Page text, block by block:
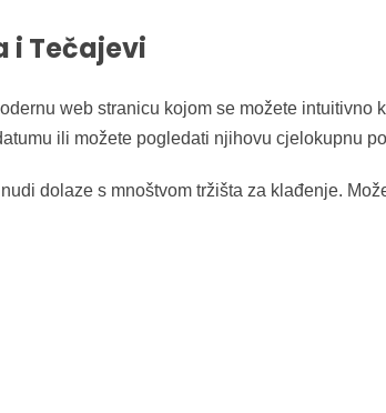
i Tečajevi
web stranicu kojom se možete
ili možete pogledati njihovu cjelokupnu
dolaze s mnoštvom tržišta za klađenje.